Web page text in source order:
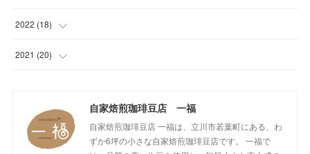
(1
(1
(1
1)
(1)
(1
(1
(1)
(1)
(2
(1
(1)
(1)
2022 (18)
(1
(1)
(2)
2021 (20)
(17) 自家焙煎珈琲豆店 一福
自家焙煎珈琲豆店 一福は、立川市若葉町にある、わ
ずか6坪の小さな自家焙煎珈琲豆店です。 一福で